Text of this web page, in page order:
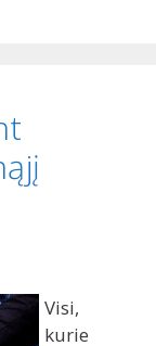
Visi,
kurie